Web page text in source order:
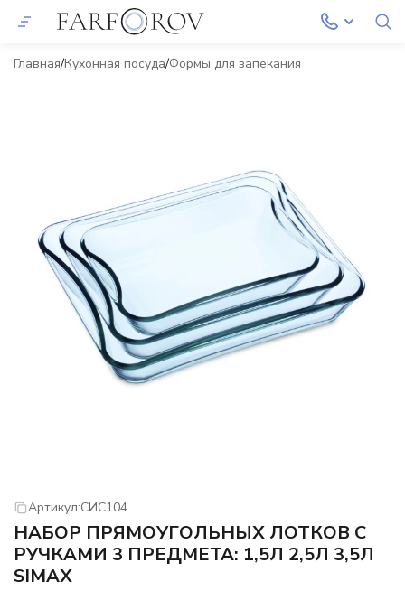
Главная Кухонная посуда Формы для запекания
Артикул:СИС104
НАБОР ПРЯМОУГОЛЬНЫХ ЛОТКОВ С
РУЧКАМИ 3 ПРЕДМЕТА: 1,5Л 2,5Л 3,5Л
SIMAX